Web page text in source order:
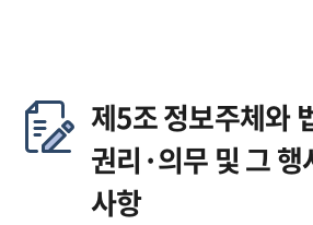
제5조 정보주체와
권리·의무 및 그
사항